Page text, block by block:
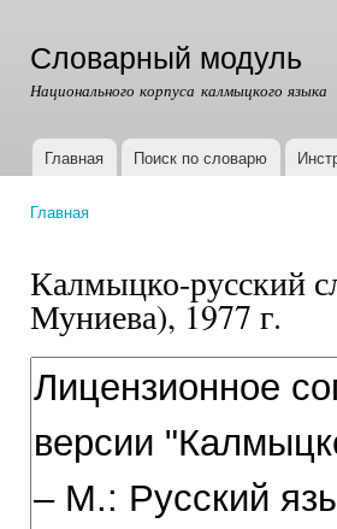
Словарный модуль
Национального корпуса калмыцкого языка
Главное меню
Главная Поиск по словарю
Главная
Калмыцко-русский
Муниева), 1977 г.